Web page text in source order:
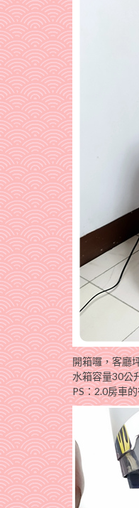
開箱囉，客廳
水箱容量30公
PS：2.0房車